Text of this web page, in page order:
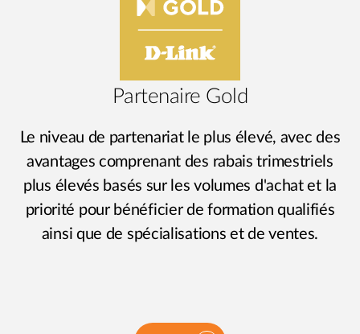
Partenaire Gold
Le niveau de partenariat le plus élevé, avec des
avantages comprenant des rabais trimestriels
plus élevés basés sur les volumes d'achat et la
priorité pour bénéficier de formation qualifiés
ainsi que de spécialisations et de ventes.